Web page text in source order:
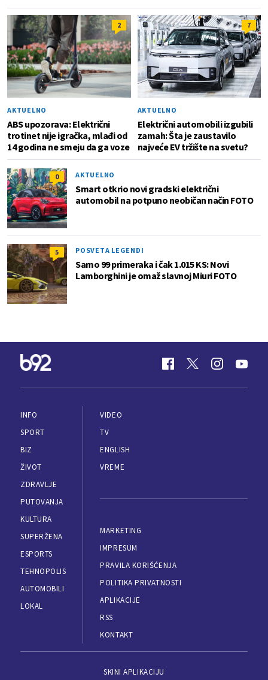
2
AKTUELNO
ABS upozorava: Električni
trotinet nije igračka, mlađi od
14 godina ne smeju da ga voze
7
AKTUELNO
Električni automobili izgubili
zamah: Šta je zaustavilo
najveće EV tržište na svetu?
0 AKTUELNO
Smart otkrio novi gradski električni
automobil na potpuno neobičan način FOTO
5 POSVETA LEGENDI
Samo 99 primeraka i čak 1.015 KS: Novi
Lamborghini je omaž slavnoj Miuri FOTO
INFO
SPORT
BIZ
ŽIVOT
ZDRAVLJE
PUTOVANJA
KULTURA
SUPERŽENA
ESPORTS
TEHNOPOLIS
AUTOMOBILI
LOKAL
VIDEO
TV
ENGLISH
VREME
MARKETING
IMPRESUM
PRAVILA KORIŠĆENJA
POLITIKA PRIVATNOSTI
APLIKACIJE
RSS
KONTAKT
SKINI APLIKACIJU